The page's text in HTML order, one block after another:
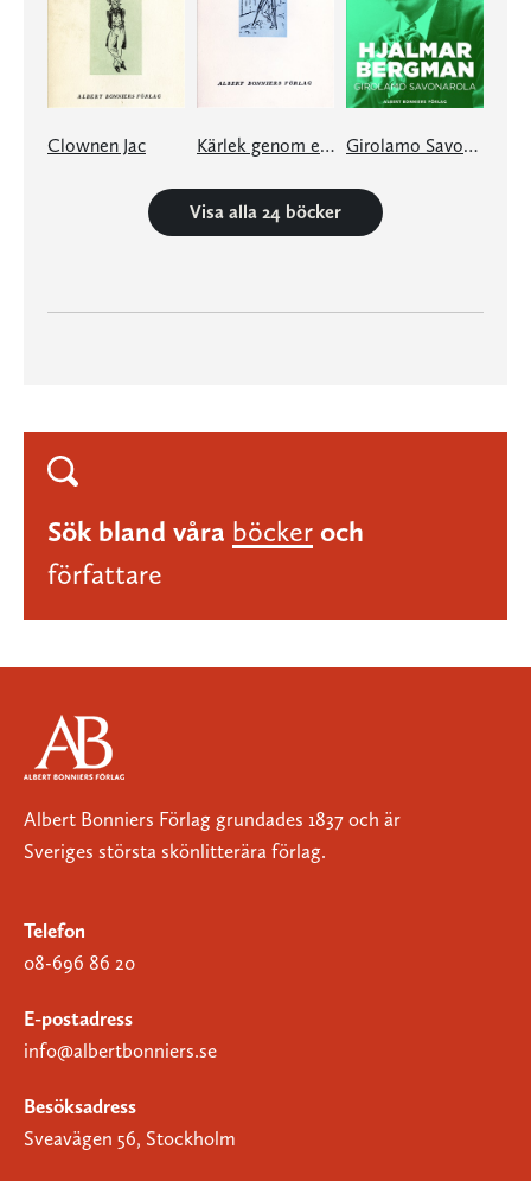
Clownen Jac Kärlek genom ett fönster och andra berättelser Girolamo Savonarola
Visa alla 24 böcker
Sök bland våra böcker och
författare
Albert Bonniers Förlag grundades 1837 och är
Sveriges största skönlitterära förlag.
Telefon
08-696 86 20
E-postadress
info@albertbonniers.se
Besöksadress
Sveavägen 56, Stockholm